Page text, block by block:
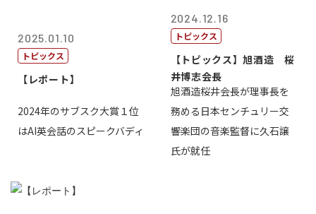
2025.01.10
トピックス
【レポート】
2024年のサブスク大賞１位
はAI英会話のスピークバディ
2024.12.16
トピックス
【トピックス】旭酒造 桜
井博志会長
旭酒造桜井会長が理事長を
務める日本センチュリー交
響楽団の音楽監督に久石譲
氏が就任